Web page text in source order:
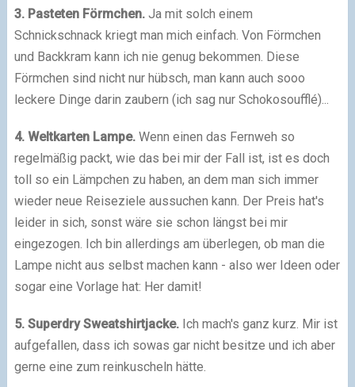
3. Pasteten Förmchen. Ja mit solch einem
Schnickschnack kriegt man mich einfach. Von Förmchen
und Backkram kann ich nie genug bekommen. Diese
Förmchen sind nicht nur hübsch, man kann auch sooo
leckere Dinge darin zaubern (ich sag nur Schokosoufflé)...
4. Weltkarten Lampe. Wenn einen das Fernweh so
regelmäßig packt, wie das bei mir der Fall ist, ist es doch
toll so ein Lämpchen zu haben, an dem man sich immer
wieder neue Reiseziele aussuchen kann. Der Preis hat's
leider in sich, sonst wäre sie schon längst bei mir
eingezogen. Ich bin allerdings am überlegen, ob man die
Lampe nicht aus selbst machen kann - also wer Ideen oder
sogar eine Vorlage hat: Her damit!
5. Superdry Sweatshirtjacke. Ich mach's ganz kurz. Mir ist
aufgefallen, dass ich sowas gar nicht besitze und ich aber
gerne eine zum reinkuscheln hätte.